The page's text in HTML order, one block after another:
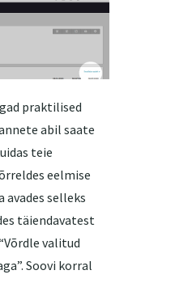
praktilised
abil saate
teie
eelmise
selleks
täiendavatest
valitud
Soovi korral